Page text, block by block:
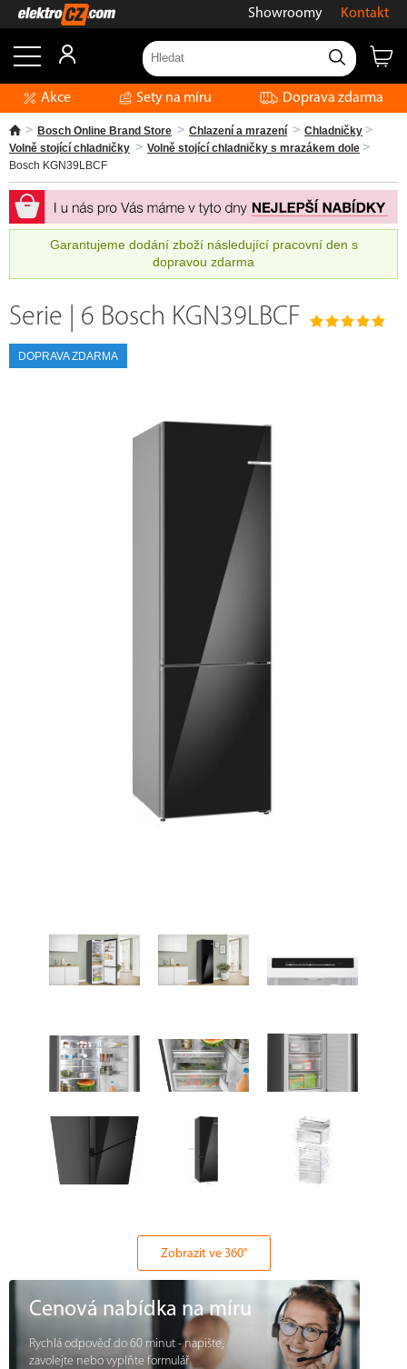
Showroomy Kontakt
Akce Sety na míru Doprava zdarma
Bosch Online Brand Store Chlazení a mrazení
Chladničky
Volně stojící chladničky
Volně stojící chladničky s mrazákem dole
Bosch KGN39LBCF
Garantujeme dodání zboží následující pracovní den s
dopravou zdarma
Serie | 6 Bosch KGN39LBCF
DOPRAVA ZDARMA
Zobrazit ve 360°
Cenová nabídka na míru
Rychlá odpověď do 60 minut - napište,
zavolejte nebo vyplňte formulář